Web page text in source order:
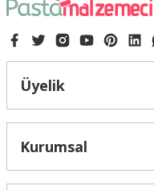
Üyelik
Kurumsal